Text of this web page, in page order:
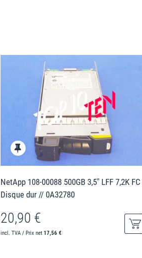
NetApp 108-00088 500GB 3,5" LFF 7,2K FC
Disque dur // 0A32780
20,90 €
incl. TVA / Prix net 17,56 €